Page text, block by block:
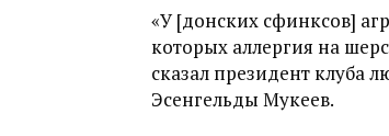
«У [донских сфинксов]
которых аллергия на
сказал президент клуба
Эсенгельды Мукеев.